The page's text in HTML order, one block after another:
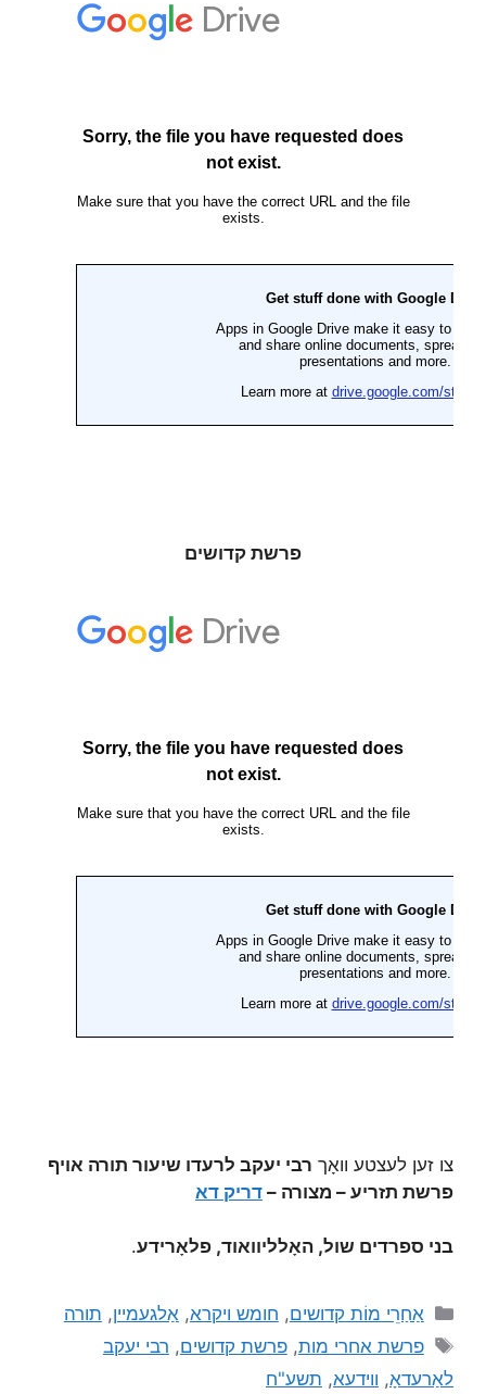
פרשת קדושים
צו זען לעצטע וואָך רבי יעקב לרעדו שיעור תורה אויף
פרשת תזריע – מצורה – דריק דא
בני ספרדים שול, האָלליוואוד, פלאָרידע.
אַחַרֵי מוֹת קדושים, חומש ויקרא,אַלגעמיין, תורה
פרשת אחרי מות,פרשת קדושים, רבי יעקב
לאַרעדאָ, ווידעא, תשע"ח